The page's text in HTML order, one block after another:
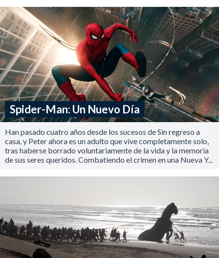
Spider-Man: Un Nuevo Día
Han pasado cuatro años desde los sucesos de Sin regreso a
casa, y Peter ahora es un adulto que vive completamente solo,
tras haberse borrado voluntariamente de la vida y la memoria
de sus seres queridos. Combatiendo el crimen en una Nueva Y...